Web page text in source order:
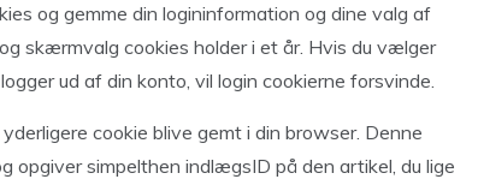
og gemme din logininformation og dine valg af
skærmvalg cookies holder i et år. Hvis du vælger
ud af din konto, vil login cookierne forsvinde.
cookie blive gemt i din browser. Denne
opgiver simpelthen indlægsID på den artikel, du lige